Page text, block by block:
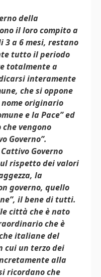
della
il loro compito a
3 a 6 mesi, restano
tutto il periodo
totalmente a
interamente
che si oppone
originario
e la Pace” ed
che vengono
Governo”.
Governo
rispetto dei valori
la
governo, quello
il bene di tutti.
città che è nato
che è
italiane del
cui un terzo dei
alla
ricordano che